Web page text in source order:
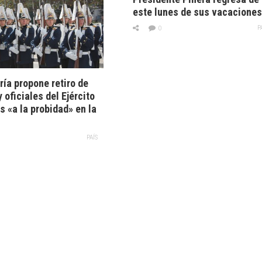
propone retiro de
oficiales del Ejército
«a la probidad» en la
PAÍS
este lunes de sus vacaciones
0